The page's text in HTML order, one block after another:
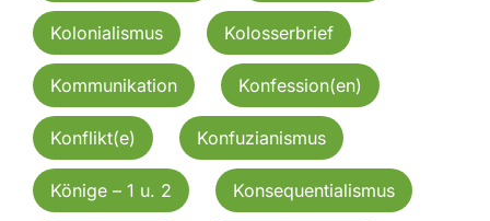
Kolonialismus Kolosserbrief
Kommunikation Konfession(en)
Konflikt(e) Konfuzianismus
Könige – 1 u. 2 Konsequentialismus